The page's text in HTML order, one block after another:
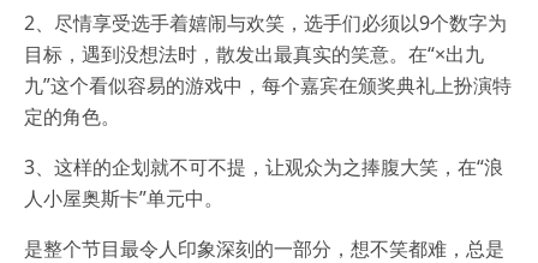
2、尽情享受选手着嬉闹与欢笑，选手们必须以9个数字为
目标，遇到没想法时，散发出最真实的笑意。在“×出九
九”这个看似容易的游戏中，每个嘉宾在颁奖典礼上扮演特
定的角色。
3、这样的企划就不可不提，让观众为之捧腹大笑，在“浪
人小屋奥斯卡”单元中。
是整个节目最令人印象深刻的一部分，想不笑都难，总是